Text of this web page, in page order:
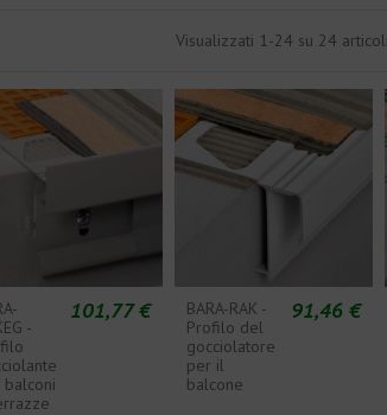
Visualizzati 1-24 su 24 articoli
-
balconi
101,77 €
BARA-RAK -
Profilo del
gocciolatore
per il
balcone
91,46 €